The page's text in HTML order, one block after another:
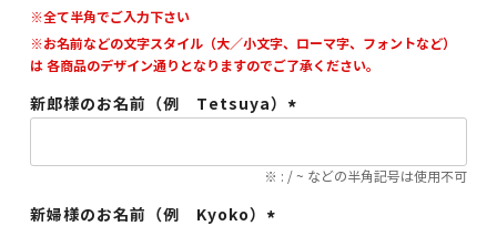
※全て半角でご入力下さい
※お名前などの文字スタイル（大／小文字、ローマ字、フォントなど）
は 各商品のデザイン通りとなりますのでご了承ください。
新郎様のお名前（例 Tetsuya）
須)
※ : / ~ などの半角記号は使用不可
新婦様のお名前（例 Kyoko）